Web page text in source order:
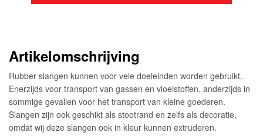
Artikelomschrijving
Rubber slangen kunnen voor vele doeleinden worden gebruikt.
Enerzijds voor transport van gassen en vloeistoffen, anderzijds in
sommige gevallen voor het transport van kleine goederen.
Slangen zijn ook geschikt als stootrand en zelfs als decoratie,
omdat wij deze slangen ook in kleur kunnen extruderen.